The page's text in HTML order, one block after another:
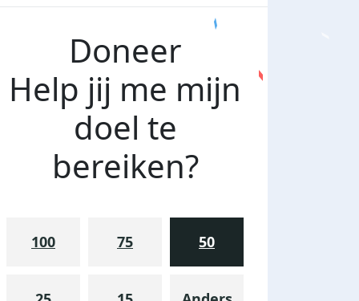
Ons eerste apporteeravontuur
Doneer
Help jij me mijn
doel te
bereiken?
100 75 50